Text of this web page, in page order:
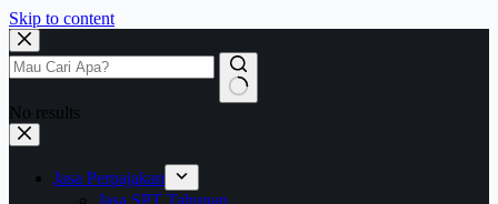
Skip to content
No results
Jasa Perpajakan
Jasa SPT Tahunan